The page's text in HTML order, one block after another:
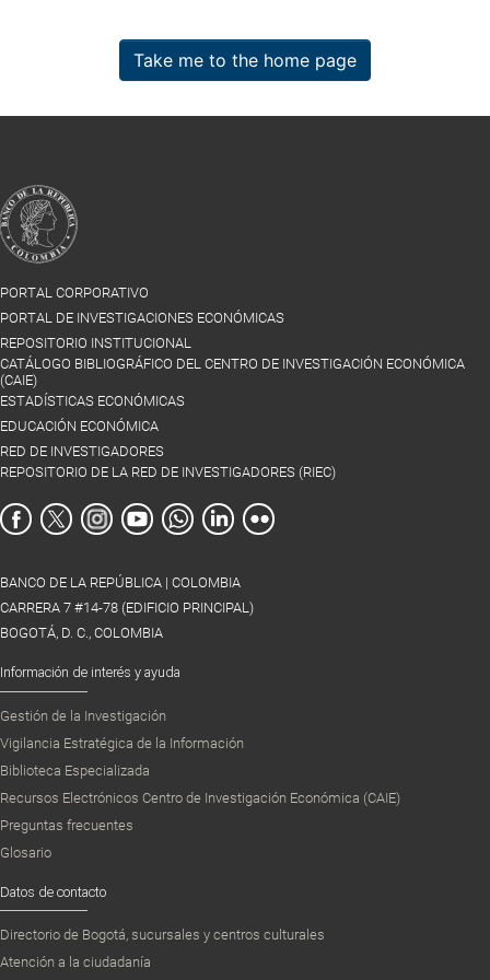
Take me to the home page
PORTAL CORPORATIVO
PORTAL DE INVESTIGACIONES ECONÓMICAS
REPOSITORIO INSTITUCIONAL
CATÁLOGO BIBLIOGRÁFICO DEL CENTRO DE INVESTIGACIÓN ECONÓMICA
(CAIE)
ESTADÍSTICAS ECONÓMICAS
EDUCACIÓN ECONÓMICA
RED DE INVESTIGADORES
REPOSITORIO DE LA RED DE INVESTIGADORES (RIEC)
BANCO DE LA REPÚBLICA | COLOMBIA
CARRERA 7 #14-78 (EDIFICIO PRINCIPAL)
BOGOTÁ, D. C., COLOMBIA
Información de interés y ayuda
Gestión de la Investigación
Vigilancia Estratégica de la Información
Biblioteca Especializada
Recursos Electrónicos Centro de Investigación Económica (CAIE)
Preguntas frecuentes
Glosario
Datos de contacto
Directorio de Bogotá, sucursales y centros culturales
Atención a la ciudadanía